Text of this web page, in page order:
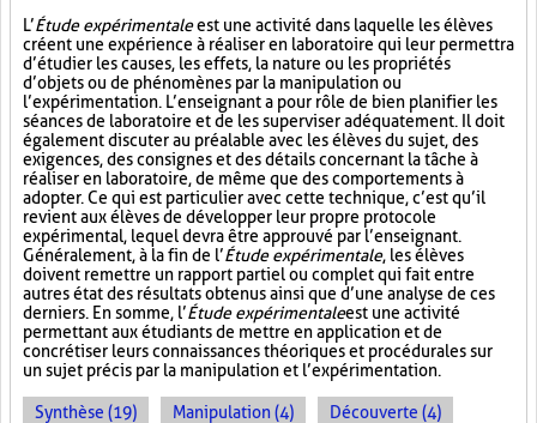
L’Étude expérimentaleest une activité dans laquelle les élèves
créent une expérience à réaliser en laboratoire qui leur permettra
d’étudier les causes, les effets, la nature ou les propriétés
d’objets ou de phénomènes par la manipulation ou
l’expérimentation. L’enseignant a pour rôle de bien planifier les
séances de laboratoire et de les superviser adéquatement. Il doit
également discuter au préalable avec les élèves du sujet, des
exigences, des consignes et des détails concernant la tâche à
réaliser en laboratoire, de même que des comportements à
adopter. Ce qui est particulier avec cette technique, c’est qu’il
revient aux élèves de développer leur propre protocole
expérimental, lequel devra être approuvé par l’enseignant.
Généralement, à la fin de l’Étude expérimentale, les élèves
doivent remettre un rapport partiel ou complet qui fait entre
autres état des résultats obtenus ainsi que d’une analyse de ces
derniers. En somme, l’Étude expérimentaleest une activité
permettant aux étudiants de mettre en application et de
concrétiser leurs connaissances théoriques et procédurales sur
un sujet précis par la manipulation et l’expérimentation.
Synthèse (19) Manipulation (4) Découverte (4)